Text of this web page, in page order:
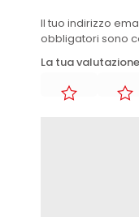
Il tuo indirizzo
obbligatori sono
La tua valutazione